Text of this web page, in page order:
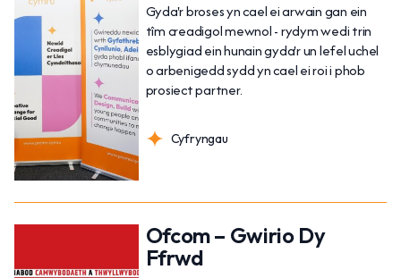
Gyda'r broses yn cael ei arwain gan ein
tîm creadigol mewnol - rydym wedi trin
esblygiad ein hunain gyda'r un lefel uchel
o arbenigedd sydd yn cael ei roi i phob
prosiect partner.
Cyfryngau
Ofcom – Gwirio Dy
Ffrwd